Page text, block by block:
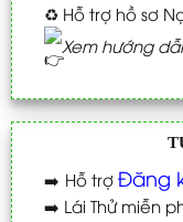
♻️ Hỗ trợ hồ sơ
Xem hướng
➡️ Hỗ trợ Đăng
➡️ Lái Thử miễn